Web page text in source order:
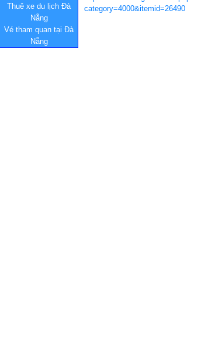
Thuê xe du lịch Đà
Nẵng
Vé tham quan tại Đà
Nẵng